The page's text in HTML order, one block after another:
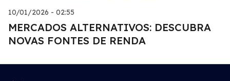
10/01/2026 - 02:55
MERCADOS ALTERNATIVOS: DESCUBRA
NOVAS FONTES DE RENDA